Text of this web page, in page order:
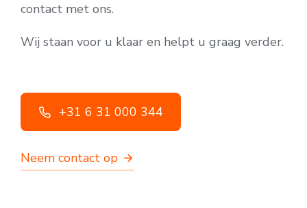
contact met ons.
Wij staan voor u klaar en helpt u graag verder.
+31 6 31 000 344
Neem contact op